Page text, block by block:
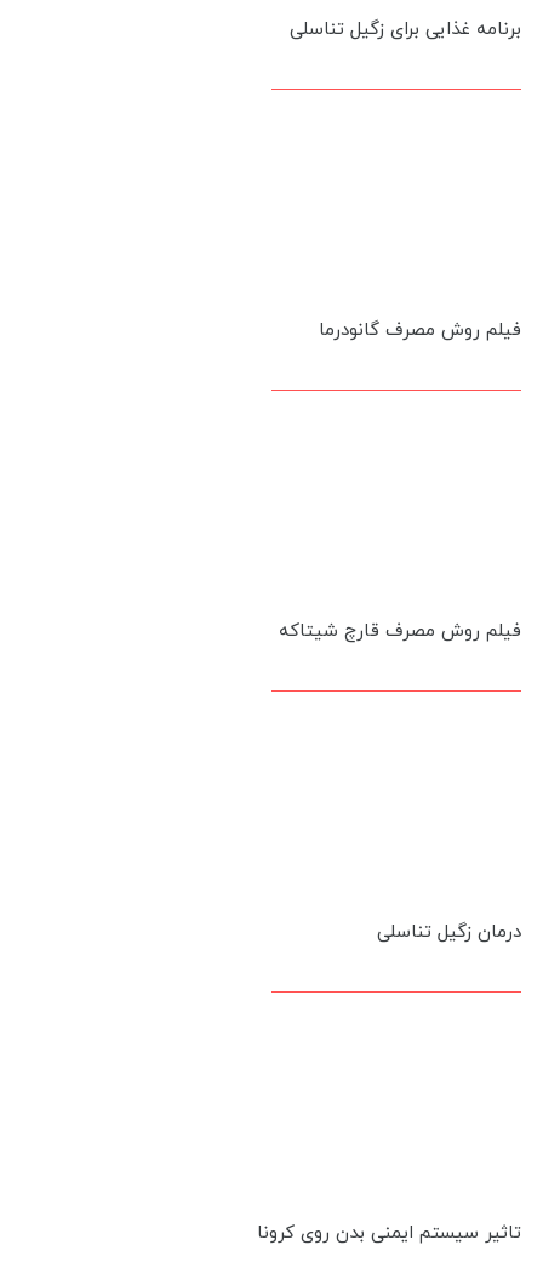
برنامه غذایی برای زگیل تناسلی
فیلم روش مصرف گانودرما
فیلم روش مصرف قارچ شیتاکه
درمان زگیل تناسلی
تاثیر سیستم ایمنی بدن روی کرونا